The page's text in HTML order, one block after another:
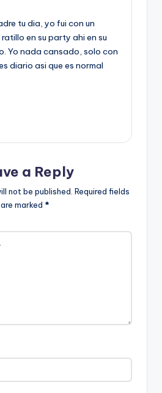
tu dia, yo fui con un
en su party ahi en su
Yo nada cansado, solo con
diario asi que es normal
a Reply
not be published. Required fields
are marked *